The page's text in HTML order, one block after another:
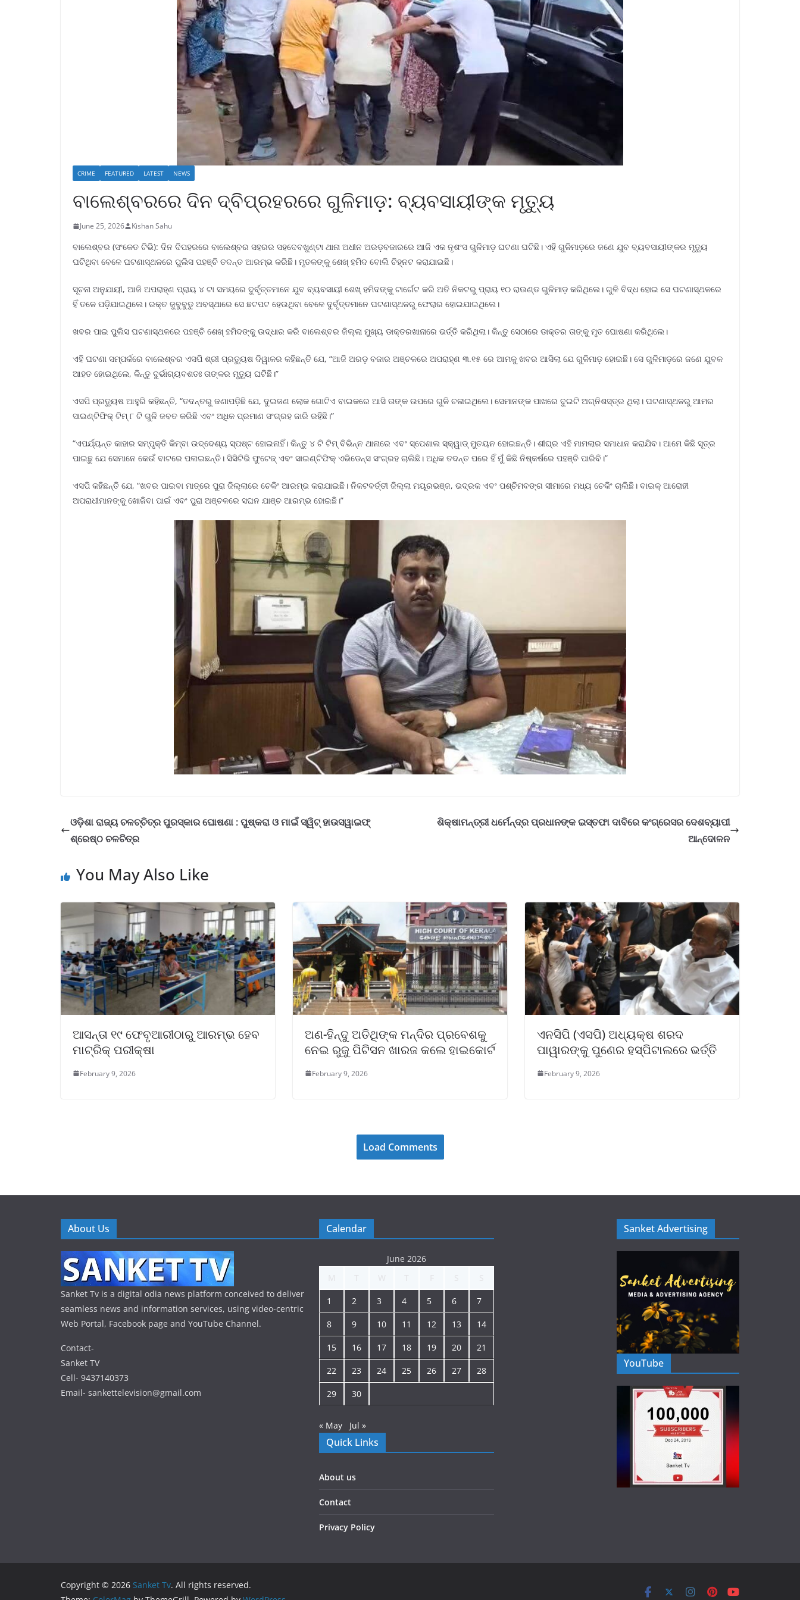
CRIME FEATURED LATEST NEWS
ବାଲେଶ୍ବରରେ ଦିନ ଦ୍ବିପ୍ରହରରେ ଗୁଳିମାଡ଼: ବ୍ୟବସାୟୀଙ୍କ ମୃତ୍ୟୁ
June 25, 2026 Kishan Sahu
ବାଲେଶ୍ବର (ସଂକେତ ଟିଭି): ଦିନ ଦିପହରରେ ବାଲେଶ୍ବର ସହରର ସହଦେବଖୁଣ୍ଟା ଥାନା ଅଧୀନ ଅରଡ଼ବଜାରରେ ଆଜି ଏକ ନୃଶଂସ ଗୁଳିମାଡ଼ ଘଟଣା ଘଟିଛି। ଏହି ଗୁଳିମାଡ଼ରେ ଜଣେ ଯୁବ ବ୍ୟବସାୟୀଙ୍କର ମୃତ୍ୟୁ
ଘଟିଥିବା ବେଳେ ଘଟଣାସ୍ଥଳରେ ପୁଲିସ ପହଞ୍ଚି ତଦନ୍ତ ଆରମ୍ଭ କରିଛି। ମୃତକଙ୍କୁ ଶେଖ୍ ହମିଦ ବୋଲି ଚିହ୍ନଟ କରାଯାଇଛି।
ସୂଚନା ଅନୁଯାୟୀ, ଆଜି ଅପରାହ୍ଣ ପ୍ରାୟ ୪ ଟା ସମୟରେ ଦୁର୍ବୃତ୍ତମାନେ ଯୁବ ବ୍ୟବସାୟୀ ଶେଖ୍ ହମିଦଙ୍କୁ ଟାର୍ଗେଟ କରି ଅତି ନିକଟରୁ ପ୍ରାୟ ୧୦ ରାଉଣ୍ଡ ଗୁଳିମାଡ଼ କରିଥିଲେ। ଗୁଳି ବିଦ୍ଧ ହୋଇ ସେ ଘଟଣାସ୍ଥଳରେ
ହିଁ ତଳେ ପଡ଼ିଯାଇଥିଲେ। ରକ୍ତ ଜୁବୁବୁଡୁ ଅବସ୍ଥାରେ ସେ ଛଟପଟ ହେଉଥିବା ବେଳେ ଦୁର୍ବୃତ୍ତମାନେ ଘଟଣାସ୍ଥଳରୁ ଫେରାର ହୋଇଯାଇଥିଲେ।
ଖବର ପାଇ ପୁଲିସ ଘଟଣାସ୍ଥଳରେ ପହଞ୍ଚି ଶେଖ୍ ହମିଦଙ୍କୁ ଉଦ୍ଧାର କରି ବାଲେଶ୍ବର ଜିଲ୍ଲା ମୁଖ୍ୟ ଡାକ୍ତରଖାନାରେ ଭର୍ତ୍ତି କରିଥିଲା। କିନ୍ତୁ ସେଠାରେ ଡାକ୍ତର ତାଙ୍କୁ ମୃତ ଘୋଷଣା କରିଥିଲେ।
ଏହି ଘଟଣା ସମ୍ପର୍କରେ ବାଲେଶ୍ବର ଏସପି ଶ୍ରୀ ପ୍ରତ୍ୟୁଷ ଦିୱାକର କହିଛନ୍ତି ଯେ, “ଆଜି ଅରଡ଼ ବଜାର ଅଞ୍ଚଳରେ ଅପରାହ୍ଣ ୩.୧୫ ରେ ଆମକୁ ଖବର ଆସିଲା ଯେ ଗୁଳିମାଡ଼ ହୋଇଛି। ସେ ଗୁଳିମାଡ଼ରେ ଜଣେ ଯୁବକ
ଆହତ ହୋଇଥିଲେ, କିନ୍ତୁ ଦୁର୍ଭାଗ୍ୟବଶତଃ ତାଙ୍କର ମୃତ୍ୟୁ ଘଟିଛି।”
ଏସପି ପ୍ରତ୍ୟୁଷ ଆହୁରି କହିଛନ୍ତି, “ତଦନ୍ତରୁ ଜଣାପଡ଼ିଛି ଯେ, ଦୁଇଜଣ ଲୋକ ଗୋଟିଏ ବାଇକରେ ଆସି ତାଙ୍କ ଉପରେ ଗୁଳି ଚଳାଇଥିଲେ। ସେମାନଙ୍କ ପାଖରେ ଦୁଇଟି ଅଗ୍ନିଶସ୍ତ୍ର ଥିଲା। ଘଟଣାସ୍ଥଳରୁ ଆମର
ସାଇଣ୍ଟିଫିକ୍ ଟିମ୍ ୮ ଟି ଗୁଳି ଜବତ କରିଛି ଏବଂ ଅଧିକ ପ୍ରମାଣ ସଂଗ୍ରହ ଜାରି ରହିଛି।”
“ଏପର୍ଯ୍ୟନ୍ତ କାହାର ସମ୍ପୃକ୍ତି କିମ୍ବା ଉଦ୍ଦେଶ୍ୟ ସ୍ପଷ୍ଟ ହୋଇନାହିଁ। କିନ୍ତୁ ୪ ଟି ଟିମ୍ ବିଭିନ୍ନ ଥାନାରେ ଏବଂ ସ୍ପେଶାଲ ସ୍କ୍ୱାଡ୍ ମୁତୟନ ହୋଇଛନ୍ତି। ଶୀଘ୍ର ଏହି ମାମଲାର ସମାଧାନ କରାଯିବ। ଆମେ କିଛି ସୂତ୍ର
ପାଇଛୁ ଯେ ସେମାନେ କେଉଁ ବାଟରେ ପଳାଇଛନ୍ତି। ସିସିଟିଭି ଫୁଟେଜ୍ ଏବଂ ସାଇଣ୍ଟିଫିକ୍ ଏଭିଡେନ୍ସ ସଂଗ୍ରହ ଚାଲିଛି। ଅଧିକ ତଦନ୍ତ ପରେ ହିଁ ମୁଁ କିଛି ନିଷ୍କର୍ଷରେ ପହଞ୍ଚି ପାରିବି।”
ଏସପି କହିଛନ୍ତି ଯେ, “ଖବର ପାଇବା ମାତ୍ରେ ପୁରା ଜିଲ୍ଲାରେ ଚେକିଂ ଆରମ୍ଭ କରାଯାଇଛି। ନିକଟବର୍ତ୍ତୀ ଜିଲ୍ଲା ମୟୂରଭଞ୍ଜ, ଭଦ୍ରକ ଏବଂ ପଶ୍ଚିମବଙ୍ଗ ସୀମାରେ ମଧ୍ୟ ଚେକିଂ ଚାଲିଛି। ବାଇକ୍ ଆରୋହୀ
ଅପରାଧୀମାନଙ୍କୁ ଖୋଜିବା ପାଇଁ ଏବଂ ପୁରା ଅଞ୍ଚଳରେ ସଘନ ଯାଞ୍ଚ ଆରମ୍ଭ ହୋଇଛି।”
ଓଡ଼ିଶା ରାଜ୍ୟ ଚଳଚ୍ଚିତ୍ର ପୁରସ୍କାର ଘୋଷଣା : ପୁଷ୍କରା ଓ ମାଇଁ ସ୍ୱିଟ୍ ହାଉସୱାଇଫ୍
ଶ୍ରେଷ୍ଠ ଚଳଚିତ୍ର
ଶିକ୍ଷାମନ୍ତ୍ରୀ ଧର୍ମେନ୍ଦ୍ର ପ୍ରଧାନଙ୍କ ଇସ୍ତଫା ଦାବିରେ କଂଗ୍ରେସର ଦେଶବ୍ୟାପୀ
ଆନ୍ଦୋଳନ
You May Also Like
ଆସନ୍ତା ୧୯ ଫେବୃଆରୀଠାରୁ ଆରମ୍ଭ ହେବ
ମାଟ୍ରିକ୍ ପରୀକ୍ଷା
February 9, 2026
ଅଣ-ହିନ୍ଦୁ ଅତିଥିଙ୍କ ମନ୍ଦିର ପ୍ରବେଶକୁ
ନେଇ ରୁଜୁ ପିଟିସନ ଖାରଜ କଲେ ହାଇକୋର୍ଟ
February 9, 2026
ଏନସିପି (ଏସପି) ଅଧ୍ୟକ୍ଷ ଶରଦ
ପାୱାରଙ୍କୁ ପୁଣେର ହସ୍ପିଟାଲରେ ଭର୍ତ୍ତି
February 9, 2026
Load Comments
About Us
Sanket Tv is a digital odia news platform conceived to deliver
seamless news and information services, using video-centric
Web Portal, Facebook page and YouTube Channel.
Contact-
Sanket TV
Cell- 9437140373
Email- sankettelevision@gmail.com
Calendar
June 2026
1 2 3 4 5 6 7
8 9 10 11 12 13 14
15 16 17 18 19 20 21
22 23 24 25 26 27 28
29 30
« May Jul »
Quick Links
About us
Contact
Privacy Policy
Sanket Advertising
YouTube
Copyright © 2026 Sanket Tv. All rights reserved.